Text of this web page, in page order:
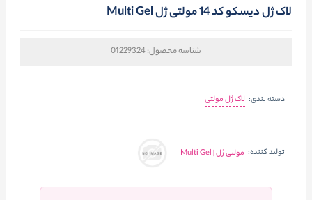
لاک ژل دیسکو کد 14 مولتی ژل Multi Gel
شناسه محصول:01229324
دسته بندی: لاک ژل مولتی
تولید کننده: مولتی ژل | Multi Gel